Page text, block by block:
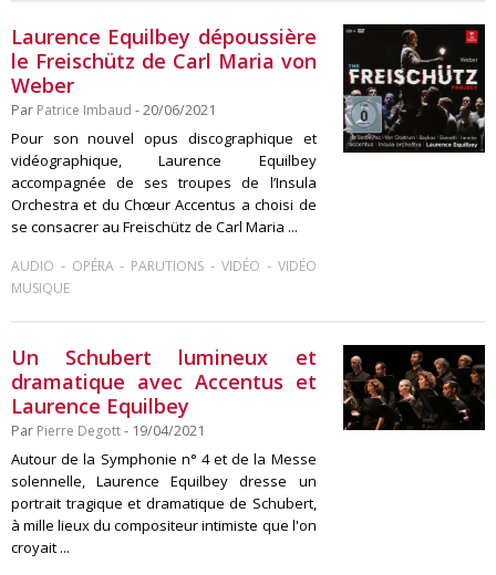
Laurence Equilbey dépoussière
le Freischütz de Carl Maria von
Weber
Par Patrice Imbaud - 20/06/2021
Pour son nouvel opus discographique et
vidéographique, Laurence Equilbey
accompagnée de ses troupes de l’Insula
Orchestra et du Chœur Accentus a choisi de
se consacrer au Freischütz de Carl Maria ...
AUDIO - OPÉRA- PARUTIONS - VIDÉO - VIDÉO
MUSIQUE
Un Schubert lumineux et
dramatique avec Accentus et
Laurence Equilbey
Par Pierre Degott- 19/04/2021
Autour de la Symphonie n° 4 et de la Messe
solennelle, Laurence Equilbey dresse un
portrait tragique et dramatique de Schubert,
à mille lieux du compositeur intimiste que l'on
croyait ...